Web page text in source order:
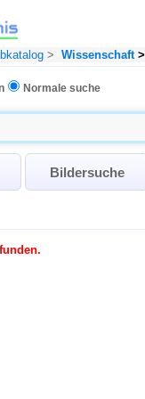
> Wissenschaft>
Normale suche